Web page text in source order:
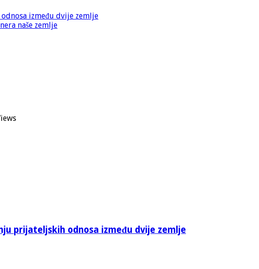
između dvije zemlje
naše zemlje
prijateljskih odnosa između dvije zemlje